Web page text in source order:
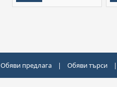
Обяви предлага | Обяви търси |